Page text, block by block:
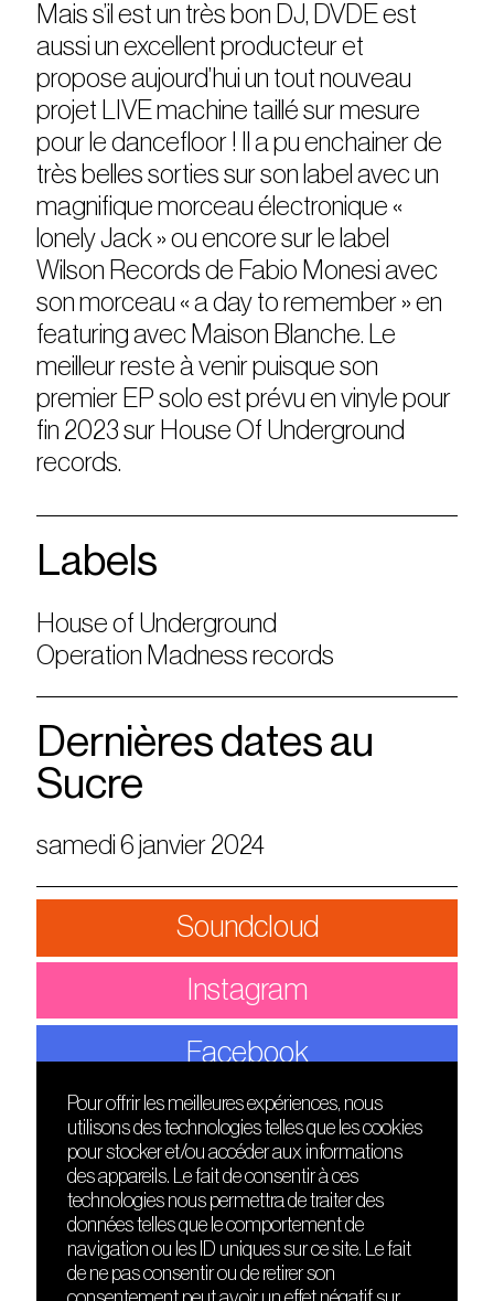
Mais s’il est un très bon DJ, DVDE est
aussi un excellent producteur et
propose aujourd’hui un tout nouveau
projet LIVE machine taillé sur mesure
pour le dancefloor ! Il a pu enchainer de
très belles sorties sur son label avec un
magnifique morceau électronique «
lonely Jack » ou encore sur le label
Wilson Records de Fabio Monesi avec
son morceau « a day to remember » en
featuring avec Maison Blanche. Le
meilleur reste à venir puisque son
premier EP solo est prévu en vinyle pour
fin 2023 sur House Of Underground
records.
Labels
House of Underground
Operation Madness records
Dernières dates au
Sucre
samedi 6 janvier 2024
Soundcloud
Instagram
Facebook
DÉCOUVRIR
Le lieu
Contact
Presse
Cours de DJing
TMLAB
FRIENDS
Nuits sonores
HEAT
Hôtel71
La Gaîté Lyrique
Pour offrir les meilleures expériences, nous
utilisons des technologies telles que les cookies
pour stocker et/ou accéder aux informations
des appareils. Le fait de consentir à ces
technologies nous permettra de traiter des
données telles que le comportement de
navigation ou les ID uniques sur ce site. Le fait
de ne pas consentir ou de retirer son